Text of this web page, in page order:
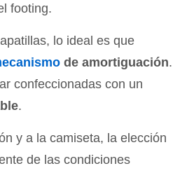
footing.
lo ideal es que
de amortiguación.
confeccionadas con un
.
y a la camiseta, la elección
de las condiciones